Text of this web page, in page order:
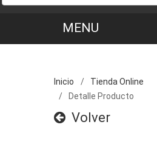
Inicio
Tienda Online
Detalle Producto
Volver